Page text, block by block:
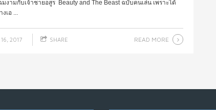
งามกับเจ้าชายอสูร Beauty and The Beast ฉบับคนเล่น เพราะได้
อ ...
2017 SHARE READ MORE